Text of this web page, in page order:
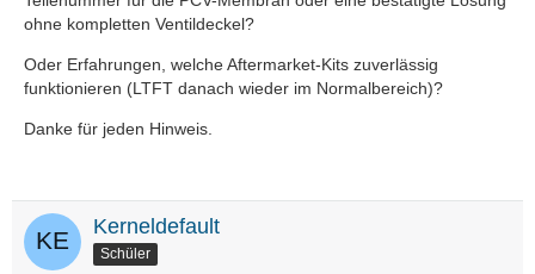
ohne kompletten Ventildeckel?
Oder Erfahrungen, welche Aftermarket-Kits zuverlässig
funktionieren (LTFT danach wieder im Normalbereich)?
Danke für jeden Hinweis.
Kerneldefault
Schüler